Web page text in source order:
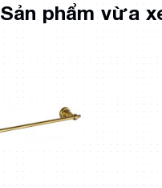
Sản phẩm vừa